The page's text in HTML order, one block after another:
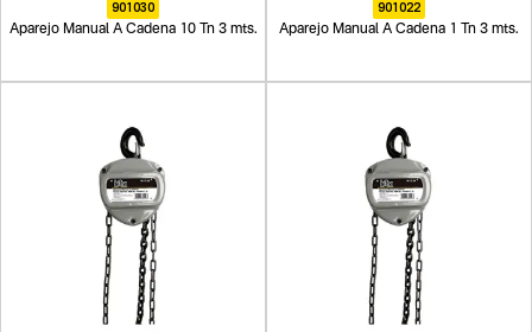
901030
Aparejo Manual A Cadena 10 Tn 3 mts.
901022
Aparejo Manual A Cadena 1 Tn 3 mts.